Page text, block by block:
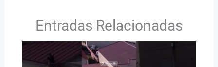
Entradas Relacionadas